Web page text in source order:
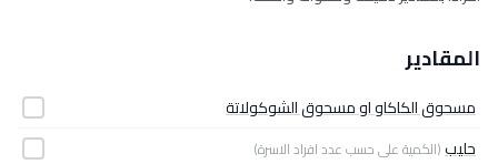
المقادير
مسحوق الكاكاو او مسحوق الشوكولاتة
حليب(الكمية على حسب عدد افراد الاسرة)